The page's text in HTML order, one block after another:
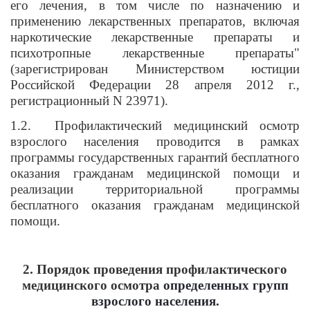
его лечения, в том числе по назначению и
применению лекарственных препаратов, включая
наркотические лекарственные препараты и
психотропные лекарственные препараты"
(зарегистрирован Министерством юстиции
Российской Федерации 28 апреля 2012 г.,
регистрационный N 23971).
1.2. Профилактический медицинский осмотр
взрослого населения проводится в рамках
программы государственных гарантий бесплатного
оказания гражданам медицинской помощи и
реализации территориальной программы
бесплатного оказания гражданам медицинской
помощи.
2. Порядок проведения профилактического
медицинского осмотра определенных групп
взрослого населения.